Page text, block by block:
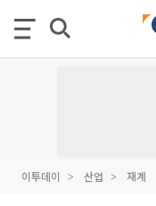
이투데이 산업 재계